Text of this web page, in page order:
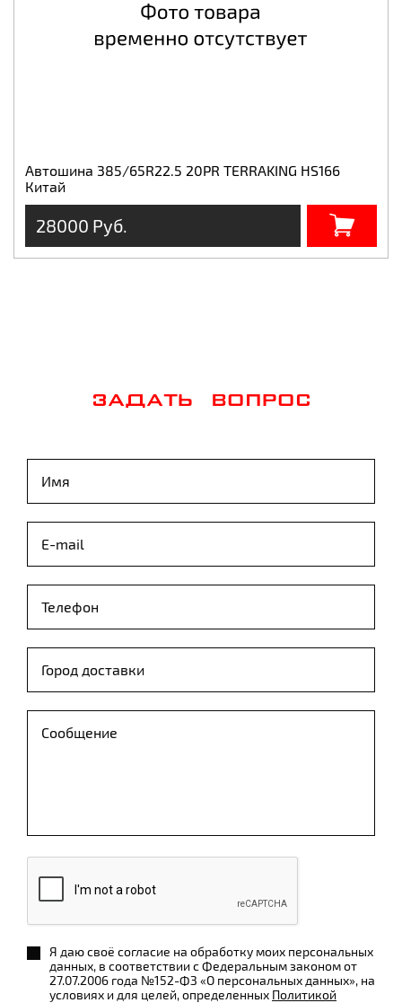
Автошина 385/65R22.5 20PR TERRAKING HS166
Китай
28000 Руб.
ЗАДАТЬ ВОПРОС
Я даю своё согласие на обработку моих персональных
данных, в соответствии с Федеральным законом от
27.07.2006 года №152-ФЗ «О персональных данных», на
условиях и для целей, определенных Политикой